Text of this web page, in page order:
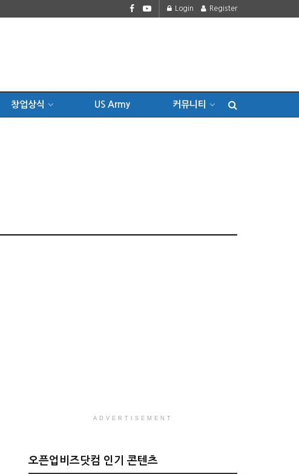
Login Register
창업상식 US Army 커뮤니티
ADVERTISEMENT
오픈업비즈닷컴 인기 콘텐츠